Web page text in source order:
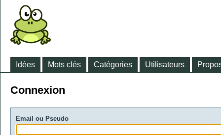
Idées Mots clés Catégories Utilisateurs
Connexion
Email ou Pseudo